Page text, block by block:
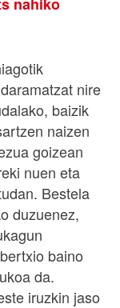
nire
baizik
naizen
goizean
nuen eta
Bestela
duzuenez,
baino
da.
iruzkin jaso